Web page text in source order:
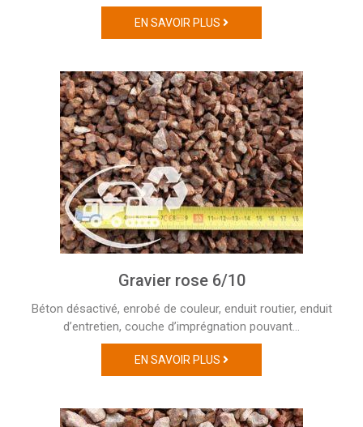
EN SAVOIR PLUS
Gravier rose 6/10
Béton désactivé, enrobé de couleur, enduit routier, enduit
d’entretien, couche d’imprégnation pouvant…
EN SAVOIR PLUS